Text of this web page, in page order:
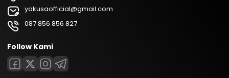
yakusaofficial@gmail.com
087 856 856 827
Follow Kami